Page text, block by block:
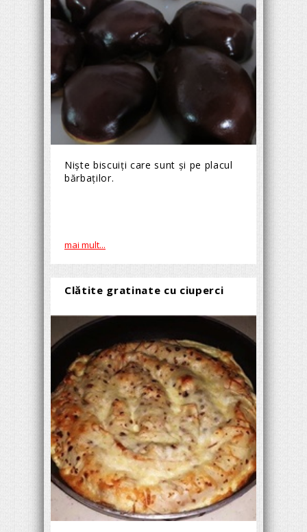
Nişte biscuiţi care sunt şi pe placul
bărbaţilor.
mai mult...
Clătite gratinate cu ciuperci